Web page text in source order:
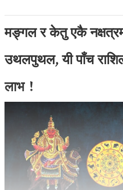
मङ्गल र केतु एकै
उथलपुथल, यी पाँच
लाभ !